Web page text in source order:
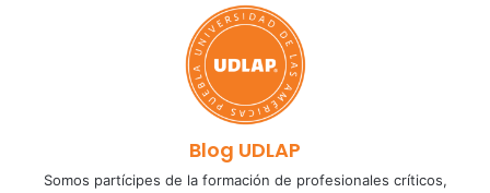
Blog UDLAP
Somos partícipes de la formación de profesionales críticos,